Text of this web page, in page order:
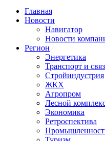
Главная
Новости
Навигатор
Новости
Регион
Энергетика
Транспорт и
Стройиндустрия
ЖКХ
Агропром
Лесной
Экономика
Ретроспектива